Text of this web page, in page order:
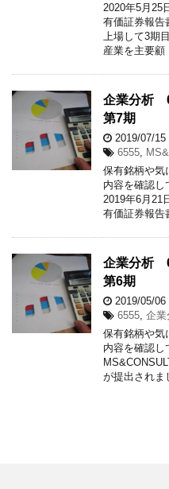
2020年5月25
有価証券報告
上場して3期
産業を主要顧
企業分析
第7期
2019/07/15
6555
保有銘柄や気
内容を確認し
2019年6月21
有価証券報告
企業分析
第6期
2019/05/06
6555 企業
保有銘柄や気
内容を確認し
が提出され